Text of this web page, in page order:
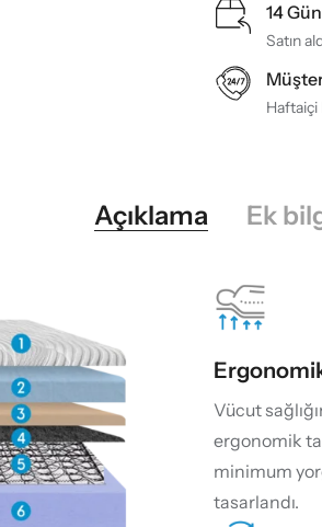
14
Satın
Haftaiçi
Açıklama Ek
Vücut
ergonomik
minimum
tasarlandı.